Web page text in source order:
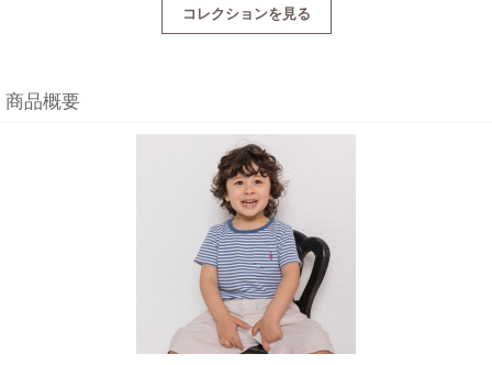
コレクションを見る
商品概要